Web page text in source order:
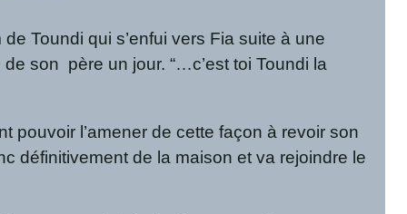
Toundi qui s’enfui vers Fia suite à une
son père un jour. “…c’est toi Toundi la
pouvoir l’amener de cette façon à revoir son
définitivement de la maison et va rejoindre le